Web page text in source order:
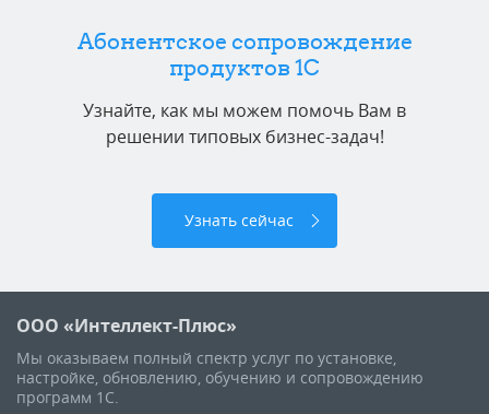
Абонентское сопровождение
продуктов 1C
Узнайте, как мы можем помочь Вам в
решении типовых бизнес-задач!
Узнать сейчас
ООО «Интеллект-Плюс»
Мы оказываем полный спектр услуг по установке,
настройке, обновлению, обучению и сопровождению
программ 1С.